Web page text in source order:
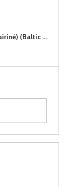
SORENTO G40(100)-L virtuvės spintelė (kairinė) (Baltic Storm/Beige)